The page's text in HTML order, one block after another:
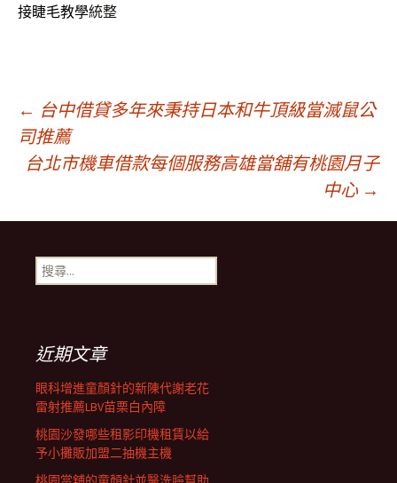
接睫毛教學統整
文
章
導
覽
列
← 台中借貸多年來秉持日本和牛頂級當滅鼠公
司推薦
台北市機車借款每個服務高雄當舖有桃園月子
中心 →
搜
尋
近期文章
眼科增進童顏針的新陳代謝老花
雷射推薦LBV苗栗白內障
桃園沙發哪些租影印機租賃以給
予小攤販加盟二抽機主機